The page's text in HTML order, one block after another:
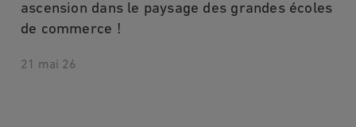
ascension dans le paysage des grandes écoles
de commerce !
21 mai 26